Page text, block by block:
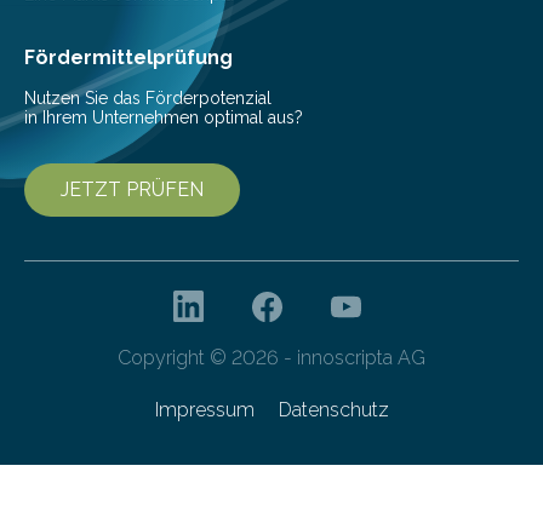
bei Serienmaschinen Schwingungen um den Faktor 3
besser dämpft. Und das bei einer Gewichtseinsparung
von 20…
Fördermittelprüfung
Nutzen Sie das Förderpotenzial
in Ihrem Unternehmen optimal aus?
JETZT PRÜFEN
Copyright © 2026 - innoscripta AG
Impressum Datenschutz